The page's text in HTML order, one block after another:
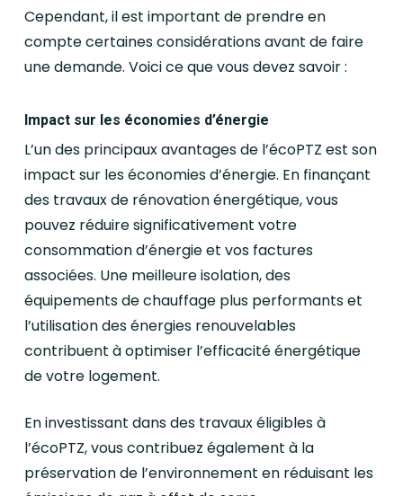
Cependant, il est important de prendre en
compte certaines considérations avant de faire
une demande. Voici ce que vous devez savoir :
Impact sur les économies d’énergie
L’un des principaux avantages de l’écoPTZ est son
impact sur les économies d’énergie. En finançant
des travaux de rénovation énergétique, vous
pouvez réduire significativement votre
consommation d’énergie et vos factures
associées. Une meilleure isolation, des
équipements de chauffage plus performants et
l’utilisation des énergies renouvelables
contribuent à optimiser l’efficacité énergétique
de votre logement.
En investissant dans des travaux éligibles à
l’écoPTZ, vous contribuez également à la
préservation de l’environnement en réduisant les